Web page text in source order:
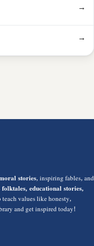
→
→
stories, inspiring fables, and
folktales, educational stories,
teach values like honesty,
and get inspired today!